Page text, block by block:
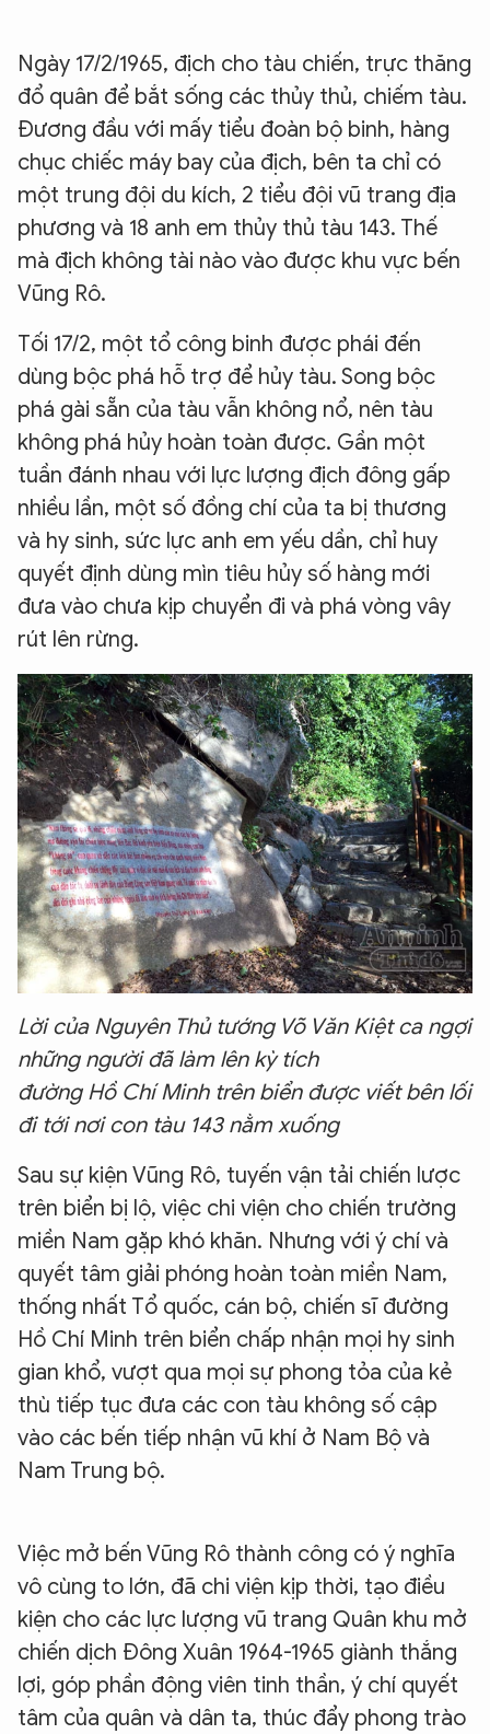
Ngày 17/2/1965, địch cho tàu chiến, trực thăng
đổ quân để bắt sống các thủy thủ, chiếm tàu.
Đương đầu với mấy tiểu đoàn bộ binh, hàng
chục chiếc máy bay của địch, bên ta chỉ có
một trung đội du kích, 2 tiểu đội vũ trang địa
phương và 18 anh em thủy thủ tàu 143. Thế
mà địch không tài nào vào được khu vực bến
Vũng Rô.
Tối 17/2, một tổ công binh được phái đến
dùng bộc phá hỗ trợ để hủy tàu. Song bộc
phá gài sẵn của tàu vẫn không nổ, nên tàu
không phá hủy hoàn toàn được. Gần một
tuần đánh nhau với lực lượng địch đông gấp
nhiều lần, một số đồng chí của ta bị thương
và hy sinh, sức lực anh em yếu dần, chỉ huy
quyết định dùng mìn tiêu hủy số hàng mới
đưa vào chưa kịp chuyển đi và phá vòng vây
rút lên rừng.
Lời của Nguyên Thủ tướng Võ Văn Kiệt ca ngợi
những người đã làm lên kỳ tích
đường Hồ Chí Minh trên biển được viết bên lối
đi tới nơi con tàu 143 nằm xuống
Sau sự kiện Vũng Rô, tuyến vận tải chiến lược
trên biển bị lộ, việc chi viện cho chiến trường
miền Nam gặp khó khăn. Nhưng với ý chí và
quyết tâm giải phóng hoàn toàn miền Nam,
thống nhất Tổ quốc, cán bộ, chiến sĩ đường
Hồ Chí Minh trên biển chấp nhận mọi hy sinh
gian khổ, vượt qua mọi sự phong tỏa của kẻ
thù tiếp tục đưa các con tàu không số cập
vào các bến tiếp nhận vũ khí ở Nam Bộ và
Nam Trung bộ.
Việc mở bến Vũng Rô thành công có ý nghĩa
vô cùng to lớn, đã chi viện kịp thời, tạo điều
kiện cho các lực lượng vũ trang Quân khu mở
chiến dịch Đông Xuân 1964-1965 giành thắng
lợi, góp phần động viên tinh thần, ý chí quyết
tâm của quân và dân ta, thúc đẩy phong trào
XIN CHÀO,
TÔI LÀ CHATBOT CỦA
Hãy hỏi tôi bất kỳ điều gì bạn cần biết về
An Ninh Thủ Đô nhé. Tôi sẵn sàng hỗ trợ!